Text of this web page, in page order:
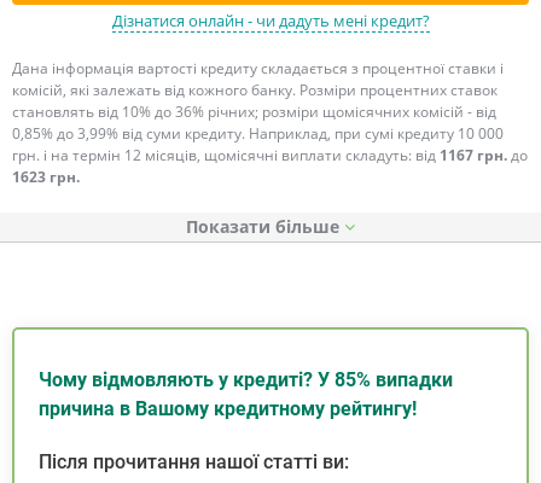
Дізнатися онлайн - чи дадуть мені кредит?
Дана інформація вартості кредиту складається з процентної ставки і
комісій, які залежать від кожного банку. Розміри процентних ставок
становлять від 10% до 36% річних; розміри щомісячних комісій - від
0,85% до 3,99% від суми кредиту. Наприклад, при сумі кредиту 10 000
грн. і на термін 12 місяців, щомісячні виплати складуть: від 1167 грн.до
1623 грн.
Показати
Чому відмовляють у кредиті? У 85% випадки
причина в Вашому кредитному рейтингу!
Після прочитання нашої статті ви: